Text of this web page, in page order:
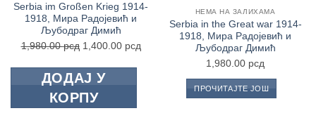
Serbia im Großen Krieg 1914-
1918, Мира Радојевић и
Љубодраг Димић
1,980.00рсд Оригинална
је
1,980.00 рсд.
1,400.00 рсдТренутна
1,400.00 рсд.
ДОДАЈ У
КОРПУ
НЕМА НА ЗАЛИХАМА
Serbia in the Great war 1914-
1918, Мира Радојевић и
Љубодраг Димић
1,980.00 рсд
ПРОЧИТАЈТЕ ЈОШ